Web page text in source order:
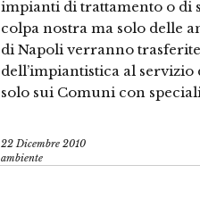
impianti di trattamento o di
colpa nostra ma solo delle
di Napoli verranno
dell’impiantistica al
solo sui Comuni con
22 Dicembre 2010
ambiente